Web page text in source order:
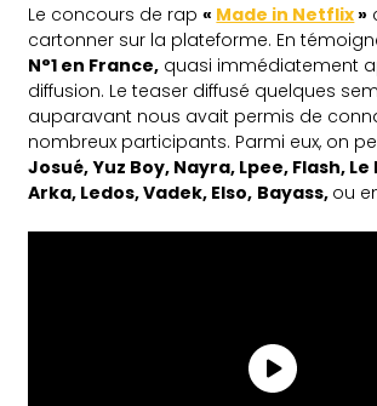
Le concours de rap« Made in Netflix »
cartonner sur la plateforme. En
N°1 en France, quasi immédiatement
diffusion. Le teaser diffusé quelques
auparavant nous avait permis de
nombreux participants. Parmi eux, on
Josué, Yuz Boy, Nayra, Lpee, Flash,
Arka, Ledos, Vadek, Elso, Bayass, ou